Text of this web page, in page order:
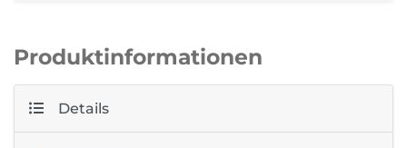
Produktinformationen
Details